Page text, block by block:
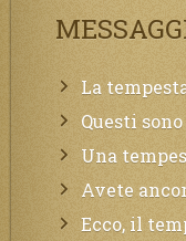
La tempesta solare è in atto, questa
Questi sono gli ultimi
Una tempesta magnetica è in corso,
Avete ancora pochi istanti per
Ecco, il tempo è giunto